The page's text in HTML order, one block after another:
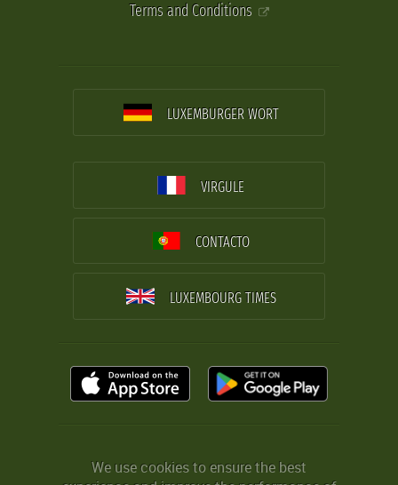
Terms and Conditions
LUXEMBURGER WORT
VIRGULE
CONTACTO
LUXEMBOURG TIMES
We use cookies to ensure the best